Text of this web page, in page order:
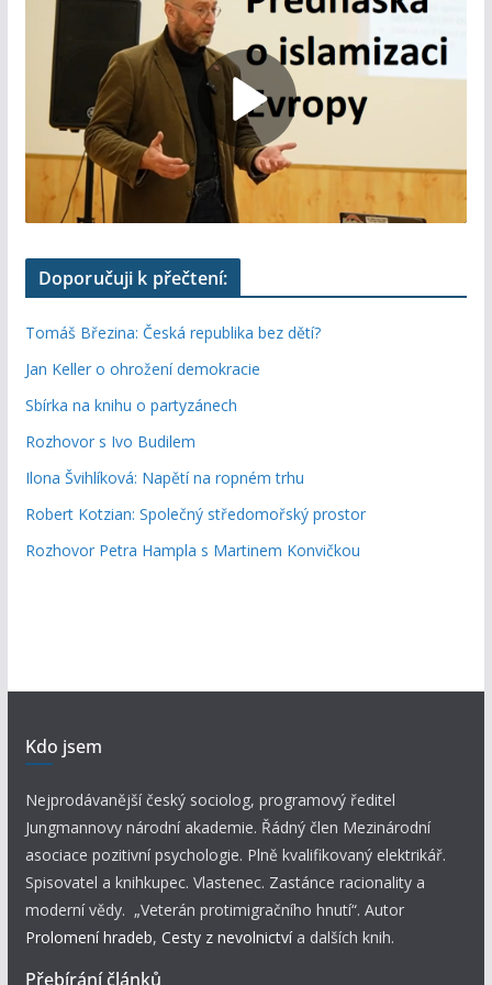
Doporučuji k přečtení:
Tomáš Březina: Česká republika bez dětí?
Jan Keller o ohrožení demokracie
Sbírka na knihu o partyzánech
Rozhovor s Ivo Budilem
Ilona Švihlíková: Napětí na ropném trhu
Robert Kotzian: Společný středomořský prostor
Rozhovor Petra Hampla s Martinem Konvičkou
Kdo jsem
Nejprodávanější český sociolog, programový ředitel
Jungmannovy národní akademie. Řádný člen Mezinárodní
asociace pozitivní psychologie. Plně kvalifikovaný elektrikář.
Spisovatel a knihkupec. Vlastenec. Zastánce racionality a
moderní vědy. „Veterán protimigračního hnutí“. Autor
Prolomení hradeb, Cesty z nevolnictví a dalších knih.
Přebírání článků